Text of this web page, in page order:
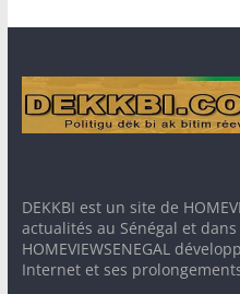
DEKKBI est un site de
actualités au Sénégal et
HOMEVIEWSENEGAL
Internet et ses